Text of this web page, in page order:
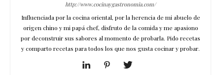
http://www.cocinaygastronomia.com/
Influenciada por la cocina oriental, por la herencia de mi abuelo de
origen chino y mi papá chef, disfruto de la comida y me apasiono
por deconstruir sus sabores al momento de probarla. Pido recetas
y comparto recetas para todos los que nos gusta cocinar y probar.